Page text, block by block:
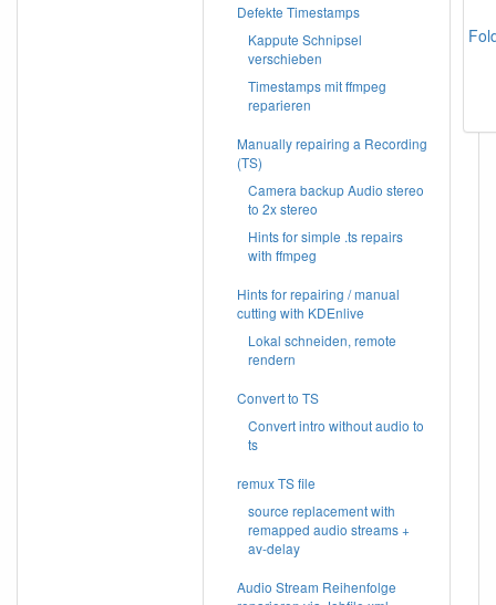
Defekte Timestamps
Kappute Schnipsel
verschieben
Timestamps mit ffmpeg
reparieren
Manually repairing a Recording
(TS)
Camera backup Audio stereo
to 2x stereo
Hints for simple .ts repairs
with ffmpeg
Hints for repairing / manual
cutting with KDEnlive
Lokal schneiden, remote
rendern
Convert to TS
Convert intro without audio to
ts
remux TS file
source replacement with
remapped audio streams +
av-delay
Audio Stream Reihenfolge